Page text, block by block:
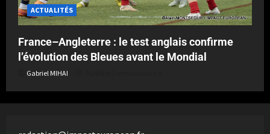
ACTUALITÉS
France–Angleterre : le test anglais confirme
l’évolution des Bleues avant le Mondial
Gabriel MIHAI